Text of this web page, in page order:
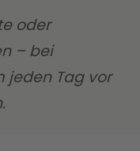
oder
– bei
jeden Tag vor